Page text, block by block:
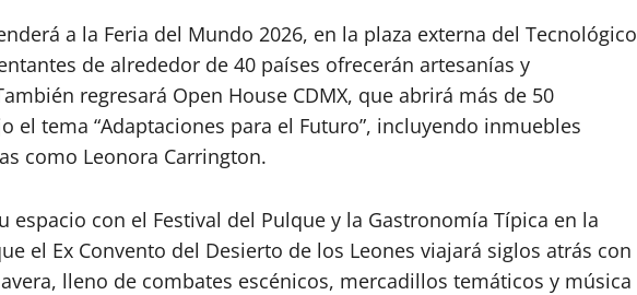
a la Feria del Mundo 2026, en la plaza externa del Tecnológico
de alrededor de 40 países ofrecerán artesanías y
regresará Open House CDMX, que abrirá más de 50
el tema “Adaptaciones para el Futuro”, incluyendo inmuebles
como Leonora Carrington.
espacio con el Festival del Pulque y la Gastronomía Típica en la
el Ex Convento del Desierto de los Leones viajará siglos atrás con
lleno de combates escénicos, mercadillos temáticos y música